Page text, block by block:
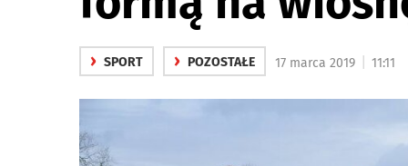
› SPORT › POZOSTAŁE 17 marca 2019 11:11